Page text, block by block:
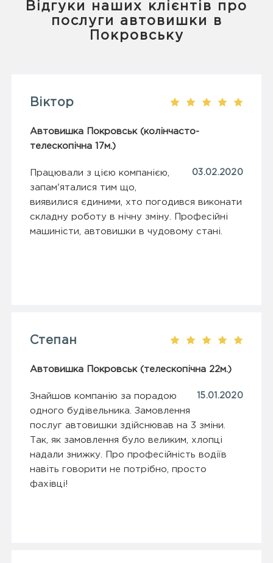
Відгуки наших клієнтів про
послуги автовишки в
Покровську
Віктор
Автовишка Покровськ (колінчасто-
телескопічна 17м.)
03.02.2020
Працювали з цією компанією,
запам'яталися тим що,
виявилися єдиними, хто погодився виконати
складну роботу в нічну зміну. Професійні
машиністи, автовишки в чудовому стані.
Степан
Автовишка Покровськ (телескопічна 22м.)
15.01.2020
Знайшов компанію за порадою
одного будівельника. Замовлення
послуг автовишки здійснював на 3 зміни.
Так, як замовлення було великим, хлопці
надали знижку. Про професійність водіїв
навіть говорити не потрібно, просто
фахівці!